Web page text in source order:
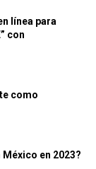
línea para
con
como
en 2023?